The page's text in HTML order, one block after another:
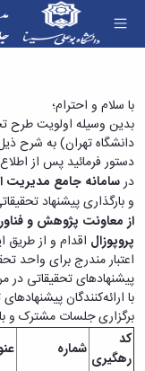
پروپوزال (۱۴۰۴/۰۷/۲۶) - دفتر ارتباط با صنعت
با سلام و احترام؛
بدین وسیله اولویت طرح
دانشگاه تهران) به شرح
دستور فرمائید پس از
درسامانه جامع مدیریت
و بارگذاری پیشنهاد
از معاونت پژوهش و
پروپوزال اقدام و از طریق
اعتبار مندرج برای واحد
پیشنهادهای تحقیقاتی در
با ارائه‌کنندگان
برگزاری جلسات مشترک و
کد
رهگیری شماره